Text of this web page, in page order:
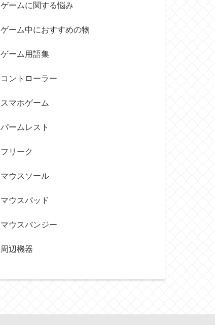
ゲームに関する悩み
ゲーム中におすすめの物
ゲーム用語集
コントローラー
スマホゲーム
パームレスト
フリーク
マウスソール
マウスパッド
マウスバンジー
周辺機器